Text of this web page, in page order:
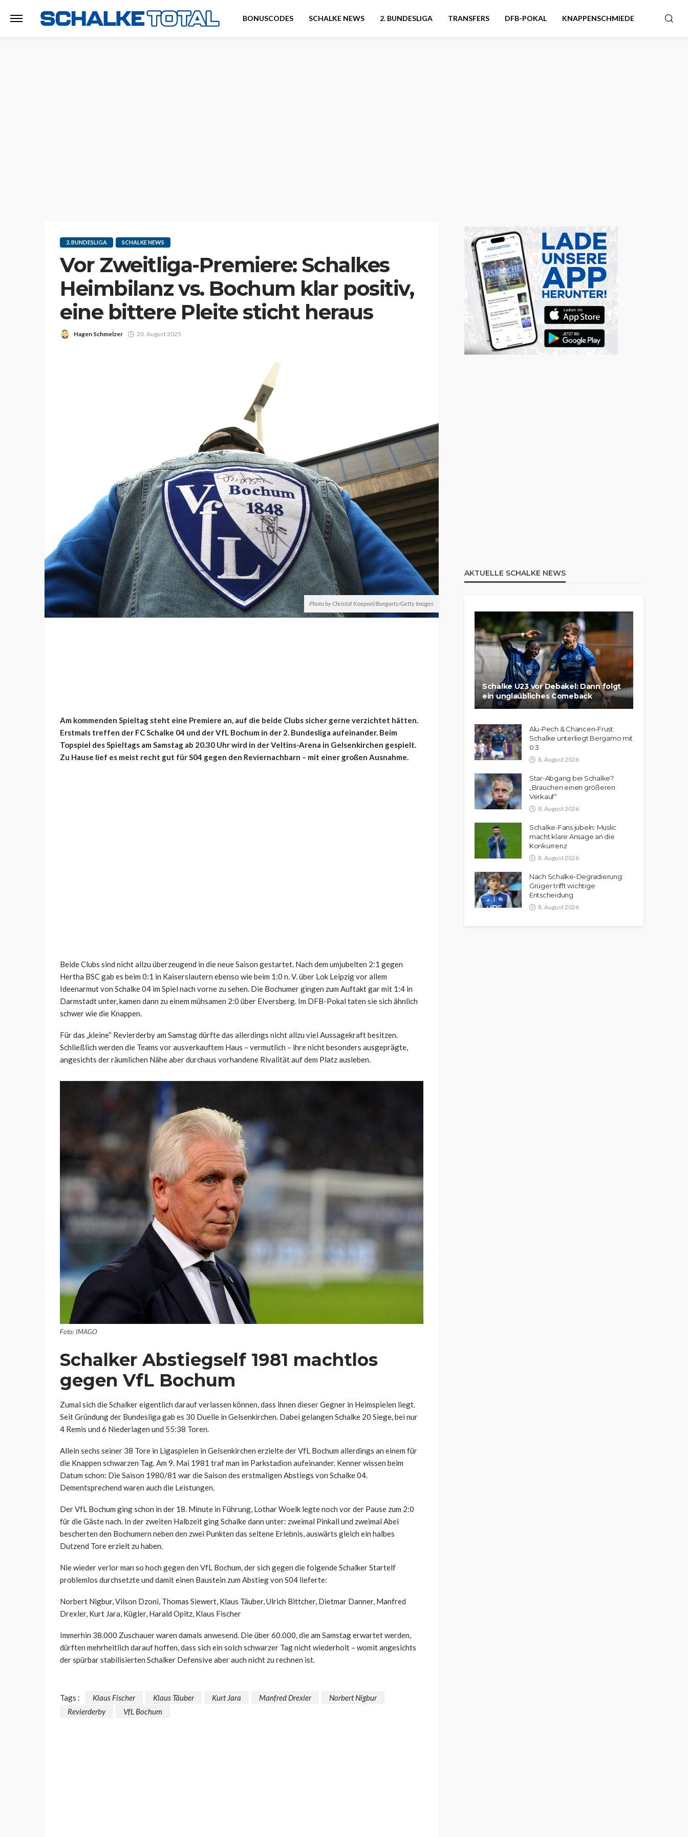
BONUSCODES SCHALKE NEWS 2. BUNDESLIGA TRANSFERS DFB-POKAL KNAPPENSCHMIEDE
2. BUNDESLIGA SCHALKE NEWS
Vor Zweitliga-Premiere: Schalkes
Heimbilanz vs. Bochum klar positiv,
eine bittere Pleite sticht heraus
Hagen Schmelzer 20. August 2025
Photo by Christof Koepsel/Bongarts/Getty Images
Am kommenden Spieltag steht eine Premiere an, auf die beide Clubs sicher gerne verzichtet hätten.
Erstmals treffen der FC Schalke 04 und der VfL Bochum in der 2. Bundesliga aufeinander. Beim
Topspiel des Spieltags am Samstag ab 20.30 Uhr wird in der Veltins-Arena in Gelsenkirchen gespielt.
Zu Hause lief es meist recht gut für S04 gegen den Reviernachbarn – mit einer großen Ausnahme.
Beide Clubs sind nicht allzu überzeugend in die neue Saison gestartet. Nach dem umjubelten 2:1 gegen
Hertha BSC gab es beim 0:1 in Kaiserslautern ebenso wie beim 1:0 n. V. über Lok Leipzig vor allem
Ideenarmut von Schalke 04 im Spiel nach vorne zu sehen. Die Bochumer gingen zum Auftakt gar mit 1:4 in
Darmstadt unter, kamen dann zu einem mühsamen 2:0 über Elversberg. Im DFB-Pokal taten sie sich ähnlich
schwer wie die Knappen.
Für das „kleine“ Revierderby am Samstag dürfte das allerdings nicht allzu viel Aussagekraft besitzen.
Schließlich werden die Teams vor ausverkauftem Haus – vermutlich – ihre nicht besonders ausgeprägte,
angesichts der räumlichen Nähe aber durchaus vorhandene Rivalität auf dem Platz ausleben.
Foto: IMAGO
Schalker Abstiegself 1981 machtlos
gegen VfL Bochum
Zumal sich die Schalker eigentlich darauf verlassen können, dass ihnen dieser Gegner in Heimspielen liegt.
Seit Gründung der Bundesliga gab es 30 Duelle in Gelsenkirchen. Dabei gelangen Schalke 20 Siege, bei nur
4 Remis und 6 Niederlagen und 55:38 Toren.
Allein sechs seiner 38 Tore in Ligaspielen in Gelsenkirchen erzielte der VfL Bochum allerdings an einem für
die Knappen schwarzen Tag. Am 9. Mai 1981 traf man im Parkstadion aufeinander. Kenner wissen beim
Datum schon: Die Saison 1980/81 war die Saison des erstmaligen Abstiegs von Schalke 04.
Dementsprechend waren auch die Leistungen.
Der VfL Bochum ging schon in der 18. Minute in Führung, Lothar Woelk legte noch vor der Pause zum 2:0
für die Gäste nach. In der zweiten Halbzeit ging Schalke dann unter: zweimal Pinkall und zweimal Abel
bescherten den Bochumern neben den zwei Punkten das seltene Erlebnis, auswärts gleich ein halbes
Dutzend Tore erzielt zu haben.
Nie wieder verlor man so hoch gegen den VfL Bochum, der sich gegen die folgende Schalker Startelf
problemlos durchsetzte und damit einen Baustein zum Abstieg von S04 lieferte:
Norbert Nigbur, Vilson Dzoni, Thomas Siewert, Klaus Täuber, Ulrich Bittcher, Dietmar Danner, Manfred
Drexler, Kurt Jara, Kügler, Harald Opitz, Klaus Fischer
Immerhin 38.000 Zuschauer waren damals anwesend. Die über 60.000, die am Samstag erwartet werden,
dürften mehrheitlich darauf hoffen, dass sich ein solch schwarzer Tag nicht wiederholt – womit angesichts
der spürbar stabilisierten Schalker Defensive aber auch nicht zu rechnen ist.
Tags : Klaus Fischer Klaus Täuber Kurt Jara Manfred Drexler
Norbert Nigbur
Revierderby
VfL Bochum
AKTUELLE SCHALKE NEWS
Schalke U23 vor Debakel: Dann folgt
ein unglaubliches Comeback
Alu-Pech & Chancen-Frust:
Schalke unterliegt Bergamo mit
0:3
8. August 2026
Star-Abgang bei Schalke?
„Brauchen einen größeren
Verkauf“
8. August 2026
Schalke-Fans jubeln: Muslic
macht klare Ansage an die
Konkurrenz
8. August 2026
Nach Schalke-Degradierung:
Grüger trifft wichtige
Entscheidung
8. August 2026